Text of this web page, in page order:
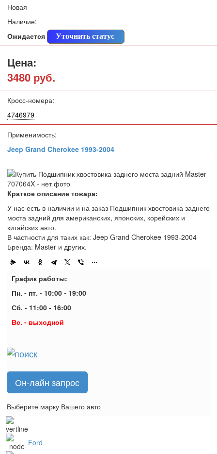
Новая
Наличие:
Ожидается
Уточнить статус
Цена:
3480 руб.
Кросс-номера:
4746979
Применимость:
Jeep Grand Cherokee 1993-2004
Краткое описание товара:
У нас есть в наличии и на заказ Подшипник хвостовика заднего
моста задний для американских, японских, корейских и
китайских авто.
В частности для таких как: Jeep Grand Cherokee 1993-2004
Бренда: Master и других.
График работы:
Пн. - пт. - 10:00 - 19:00
Сб. - 11:00 - 16:00
Вс. - выходной
Он-лайн запрос
Выберите марку Вашего авто
Ford